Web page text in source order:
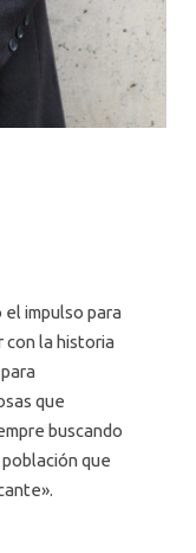
impulso para
con la historia
que
buscando
que